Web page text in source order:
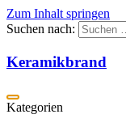
Zum Inhalt springen
Suchen nach:
Keramikbrand